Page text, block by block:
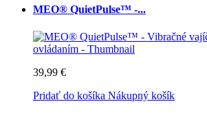
MEO® QuietPulse™ -...
39,99 €
Pridať do košíka Nákupný košík